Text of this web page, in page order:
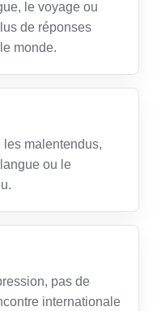
le voyage ou
de réponses
monde.
malentendus,
ou le
pas de
internationale